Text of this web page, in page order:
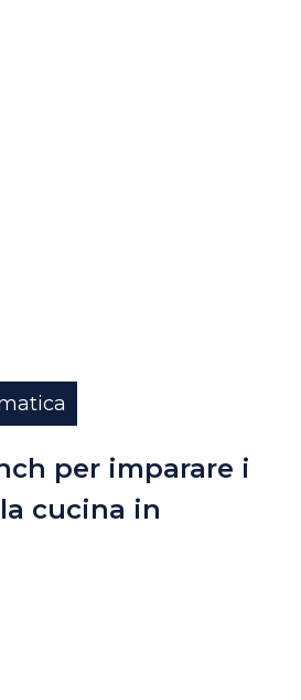
per imparare i
cucina in